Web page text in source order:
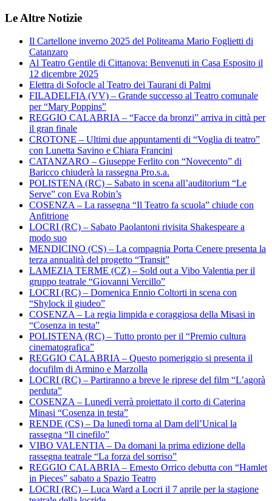
Le Altre Notizie
Il Cartellone inverno 2025 del Politeama Mario Foglietti di
Catanzaro
Al Teatro Gentile di Cittanova: Benvenuti in Casa Esposito il
12 dicembre 2025
Elettra di Sofocle al Teatro dei Taurani di Palmi
FILADELFIA (VV) – Grande successo al Teatro comunale
per “Mary Poppins”
REGGIO CALABRIA – “Facce da bronzi” arriva in città per
il gran finale
CROTONE – Ultimi due appuntamenti di “Voglia di teatro”
con Lunetta Savino e Chiara Francini
CATANZARO – Giuseppe Ferlito con “Novecento” di
Baricco chiuderà la rassegna Pro.s.a.
POLISTENA (RC) – Sabato in scena all’auditorium “Le
Serve” con Eva Robin’s
COSENZA – La rassegna “Il Teatro fa scuola” chiude con
Anfitrione
LOCRI (RC) – Sabato Paolantoni rivisita Shakespeare a
modo suo
MENDICINO (CS) – La compagnia Porta Cenere presenta la
terza annualità del progetto “Transit”
LAMEZIA TERME (CZ) – Sold out a Vibo Valentia per il
gruppo teatrale “Giovanni Vercillo”
LOCRI (RC) – Domenica Ennio Coltorti in scena con
“Shylock il giudeo”
COSENZA – La regia limpida e coraggiosa della Misasi in
“Cosenza in testa”
POLISTENA (RC) – Tutto pronto per il “Premio cultura
cinematografica”
REGGIO CALABRIA – Questo pomeriggio si presenta il
docufilm di Armino e Marzolla
LOCRI (RC) – Partiranno a breve le riprese del film “L’agorà
perduta”
COSENZA – Lunedì verrà proiettato il corto di Caterina
Minasi “Cosenza in testa”
RENDE (CS) – Da lunedì torna al Dam dell’Unical la
rassegna “Il cinefilo”
VIBO VALENTIA – Da domani la prima edizione della
rassegna teatrale “La forza del sorriso”
REGGIO CALABRIA – Ernesto Orrico debutta con “Hamlet
in Pieces” sabato a Spazio Teatro
LOCRI (RC) – Luca Ward a Locri il 7 aprile per la stagione